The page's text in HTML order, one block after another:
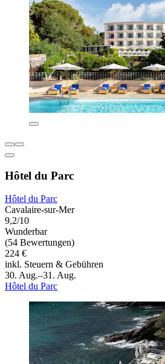
Hôtel du Parc
Hôtel du Parc
Cavalaire-sur-Mer
9,2/10
Wunderbar
(54 Bewertungen)
224 €
inkl. Steuern & Gebühren
30. Aug.–31. Aug.
Hôtel du Parc